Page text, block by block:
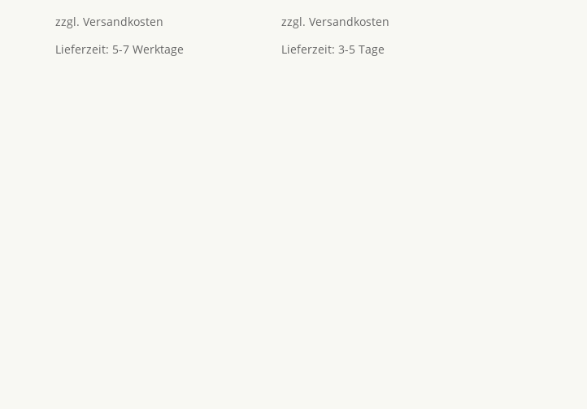
zzgl.Versandkosten
Lieferzeit: 5-7 Werktage
zzgl.Versandkosten
Lieferzeit:3-5 Tage